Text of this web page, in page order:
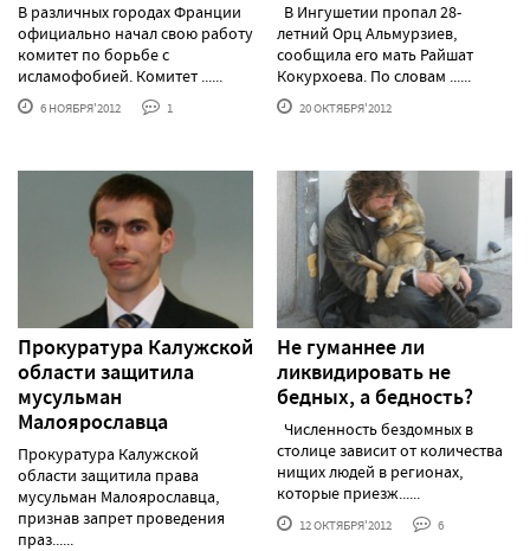
В различных городах Франции
официально начал свою работу
комитет по борьбе с
исламофобией. Комитет ......
6 НОЯБРЯ'2012 1
В Ингушетии пропал 28-
летний Орц Альмурзиев,
сообщила его мать Райшат
Кокурхоева. По словам ......
20 ОКТЯБРЯ'2012
Прокуратура Калужской
области защитила
мусульман
Малоярославца
Прокуратура Калужской
области защитила права
мусульман Малоярославца,
признав запрет проведения
праз......
Не гуманнее ли
ликвидировать не
бедных, а бедность?
Численность бездомных в
столице зависит от количества
нищих людей в регионах,
которые приезж......
12 ОКТЯБРЯ'2012 6